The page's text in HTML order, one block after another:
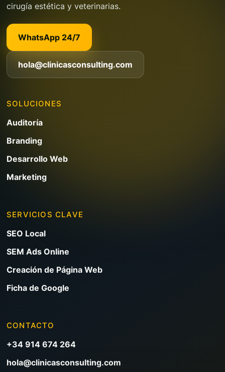
cirugía estética y veterinarias.
WhatsApp 24/7
hola@clinicasconsulting.com
SOLUCIONES
Auditoría
Branding
Desarrollo Web
Marketing
SERVICIOS CLAVE
SEO Local
SEM Ads Online
Creación de Página Web
Ficha de Google
CONTACTO
+34 914 674 264
hola@clinicasconsulting.com